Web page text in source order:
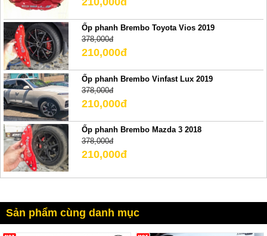
Ốp phanh Brembo Toyota Vios 2019
378,000đ
210,000đ
Ốp phanh Brembo Vinfast Lux 2019
378,000đ
210,000đ
Ốp phanh Brembo Mazda 3 2018
378,000đ
210,000đ
Sản phẩm cùng danh mục